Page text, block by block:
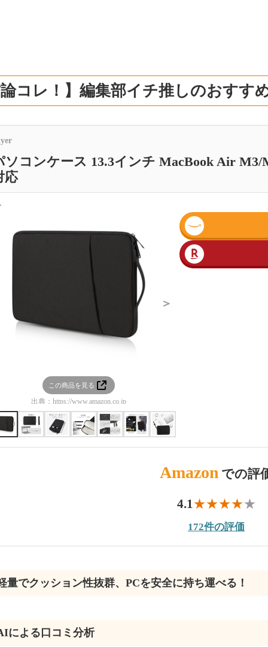
コレ！】編集部イチ推しのおすす
ソコンケース 13.3インチ MacBook Air M3/
応
この商品を見る
出典： https://www.amazon.co.jp
＞
Amazon での評
4.1
172件の評価
量でクッション性抜群、PCを安全に持ち運べる！
による口コミ分析